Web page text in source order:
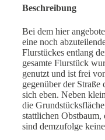
Beschreibung
Bei dem hier
eine noch
Flurstückes entlang
gesamte Flurstück
genutzt und ist frei
gegenüber der
sich eben. Neben
die
stattlichen
sind demzufolge